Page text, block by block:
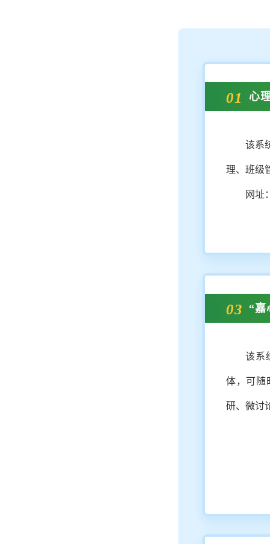
01 心
该系
理、班级
网址
03 “嘉
该系
体，可随
研、微讨